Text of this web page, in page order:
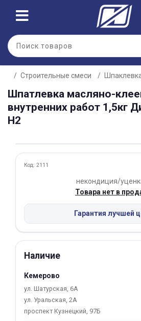
Строительные смеси
Шпатлевка масляно-
внутренних работ 1,5кг
Н2
Код: 2111
некондиция/
Товара нет в
Гарантия лучшей
Наличие
Кемерово
ул. Шатурская, 6А
ул. Уральская, 2А
проспект Кузнецкий, 97Б
Для клиентов всех банков
Разбейте
оплатуна части
без переплат
График платежей
в корзину
Оплачивайте сегодня
25% картой любого банка